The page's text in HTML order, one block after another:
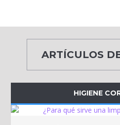
ARTÍCULOS
HIGIENE